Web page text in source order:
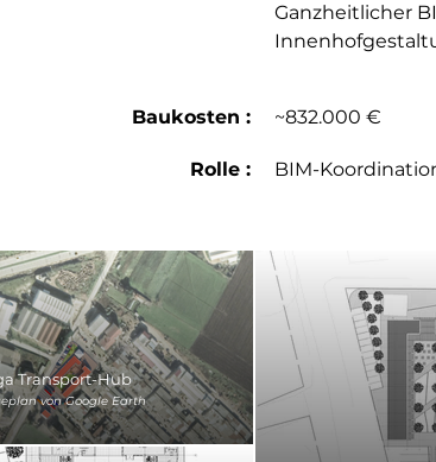
Ganzheitlicher
Baukosten : ~832.000 €
Rolle : BIM-
Transport-Hub
von Google Earth